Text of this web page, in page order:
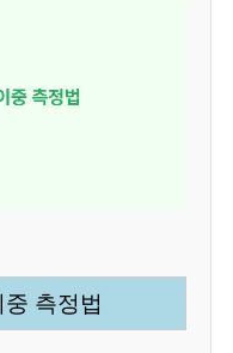
측정법